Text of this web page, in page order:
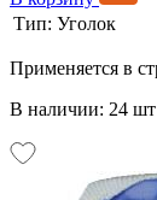
Тип: Уголок
Применяется в
В наличии: 24 шт